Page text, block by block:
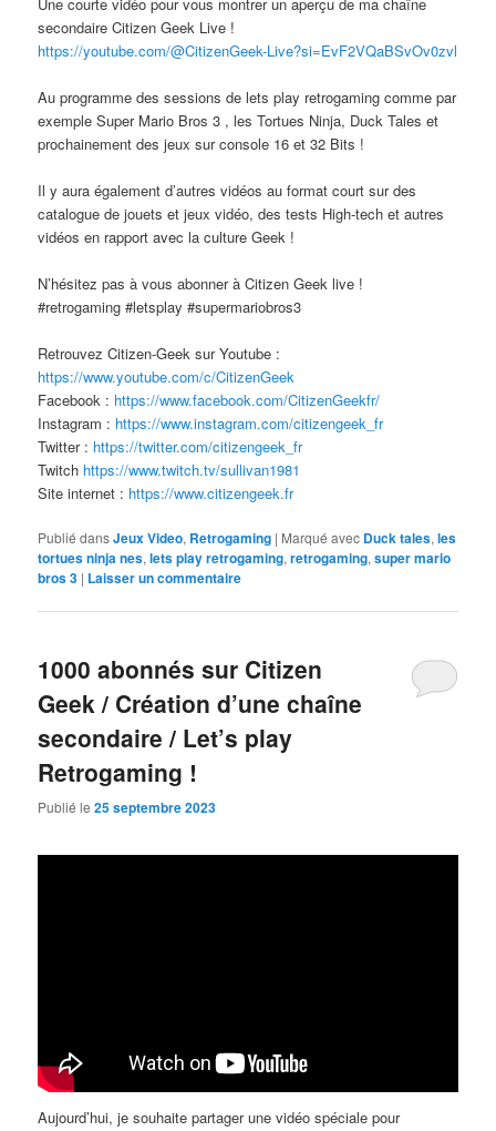
secondaire Citizen Geek Live !
https://youtube.com/@CitizenGeek-Live?si=EvF2VQaBSvOv0zvl
Au programme des sessions de lets play retrogaming comme par
exemple Super Mario Bros 3 , les Tortues Ninja, Duck Tales et
prochainement des jeux sur console 16 et 32 Bits !
Il y aura également d’autres vidéos au format court sur des
catalogue de jouets et jeux vidéo, des tests High-tech et autres
vidéos en rapport avec la culture Geek !
N’hésitez pas à vous abonner à Citizen Geek live !
#retrogaming #letsplay #supermariobros3
Retrouvez Citizen-Geek sur Youtube :
https://www.youtube.com/c/CitizenGeek
Facebook : https://www.facebook.com/CitizenGeekfr/
Instagram : https://www.instagram.com/citizengeek_fr
Twitter : https://twitter.com/citizengeek_fr
Twitch https://www.twitch.tv/sullivan1981
Site internet : https://www.citizengeek.fr
Publié dansJeux Video, Retrogaming | Marqué avec Duck tales,les
tortues ninja nes,lets play retrogaming,retrogaming,super mario
bros 3 | Laisser un commentaire
1000 abonnés sur Citizen
Geek / Création d’une chaîne
secondaire / Let’s play
Retrogaming !
Publié le25 septembre 2023
Aujourd’hui, je souhaite partager une vidéo spéciale pour